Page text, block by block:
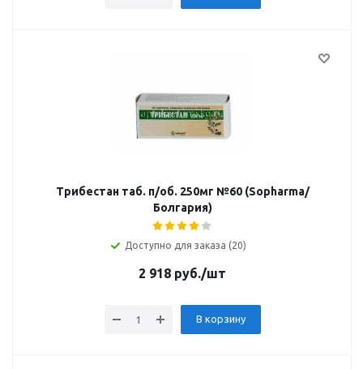
Трибестан таб. п/об. 250мг №60 (Sopharma/
Болгария)
Доступно для заказа (20)
2 918 руб./шт
В корзину